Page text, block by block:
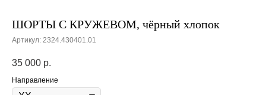
ШОРТЫ С КРУЖЕВОМ, чёрный хлопок
Артикул: 2324.430401.01
35 000 р.
Направление